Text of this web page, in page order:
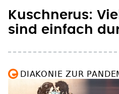
Kuschnerus:
sind einfach
DIAKONIE ZUR